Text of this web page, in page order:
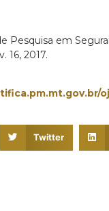
Pesquisa em
16, 2017.
Twitter